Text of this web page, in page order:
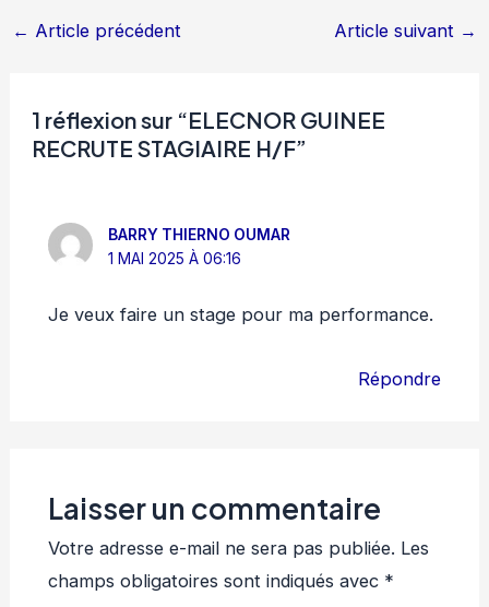
← Article précédent Article suivant →
1 réflexion sur “ELECNOR GUINEE
RECRUTE STAGIAIRE H/F”
BARRY THIERNO OUMAR
1 MAI 2025 À 06:16
Je veux faire un stage pour ma performance.
Répondre
Laisser un commentaire
Votre adresse e-mail ne sera pas publiée. Les
champs obligatoires sont indiqués avec *